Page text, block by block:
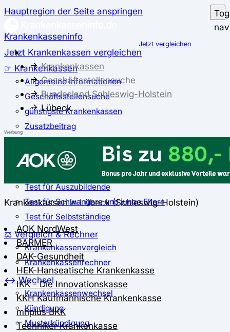
Hauptregion der Seite anspringen
Krankenkasseninfo
Jetzt Krankenkassen vergleichen
☞ Krankenkassen
Allgemeine Informationen
Geschäftsstellensuche
günstigste Krankenkassen
Zusatzbeitrag
Der große Krankenkassentest
Test für Studierende
Test für Auszubildende
Test für Schwangere und junge Eltern
Test für Selbstständige
⚖️ Vergleich & Rechner
Krankenkassenvergleich
Krankenkassenrechner
↔ Wechsel
Krankenkassenwechsel
Kündigung
Musterkündigung
Jetzt vergleichen
Krankenkassen
Geschäftsstellensuche
Bundesland Schleswig-Holstein
Lübeck
Werbung
Krankenkassen in Lübeck (Schleswig-Holstein)
AOK NordWest
BARMER
DAK-Gesundheit
HEK-Hanseatische Krankenkasse
IKK - Die Innovationskasse
KKH Kaufmännische Krankenkasse
mhplus BKK
Techniker Krankenkasse